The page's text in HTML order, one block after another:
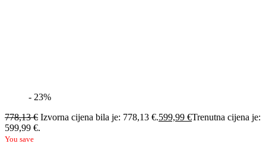
- 23%
778,13€ Izvorna cijena bila je: 778,13 €.599,99 €Trenutna cijena je:
599,99 €.
You save